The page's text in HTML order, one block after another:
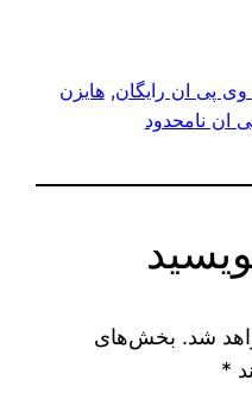
وی پی ان رایگان, هایزن
ان نامحدود
شد. بخش‌های
*